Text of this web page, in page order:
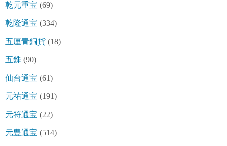
乾元重宝 (69)
乾隆通宝 (334)
五厘青銅貨 (18)
五銖 (90)
仙台通宝 (61)
元祐通宝 (191)
元符通宝 (22)
元豊通宝 (514)